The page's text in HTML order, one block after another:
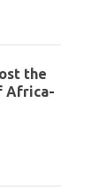
the
Africa-